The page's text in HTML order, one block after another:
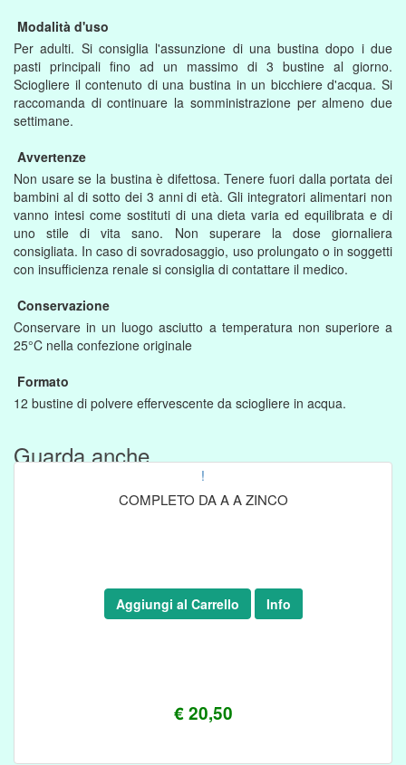
Modalità d'uso
Per adulti. Si consiglia l'assunzione di una bustina dopo i due
pasti principali fino ad un massimo di 3 bustine al giorno.
Sciogliere il contenuto di una bustina in un bicchiere d'acqua. Si
raccomanda di continuare la somministrazione per almeno due
settimane.
Avvertenze
Non usare se la bustina è difettosa. Tenere fuori dalla portata dei
bambini al di sotto dei 3 anni di età. Gli integratori alimentari non
vanno intesi come sostituti di una dieta varia ed equilibrata e di
uno stile di vita sano. Non superare la dose giornaliera
consigliata. In caso di sovradosaggio, uso prolungato o in soggetti
con insufficienza renale si consiglia di contattare il medico.
Conservazione
Conservare in un luogo asciutto a temperatura non superiore a
25°C nella confezione originale
Formato
12 bustine di polvere effervescente da sciogliere in acqua.
Guarda anche....
!
COMPLETO DA A A ZINCO
€ 20,50
Aggiungi al Carrello Info